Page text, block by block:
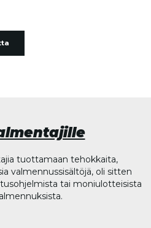
tuottamaan tehokkaita,
valmennussisältöjä, oli sitten
tai moniulotteisista